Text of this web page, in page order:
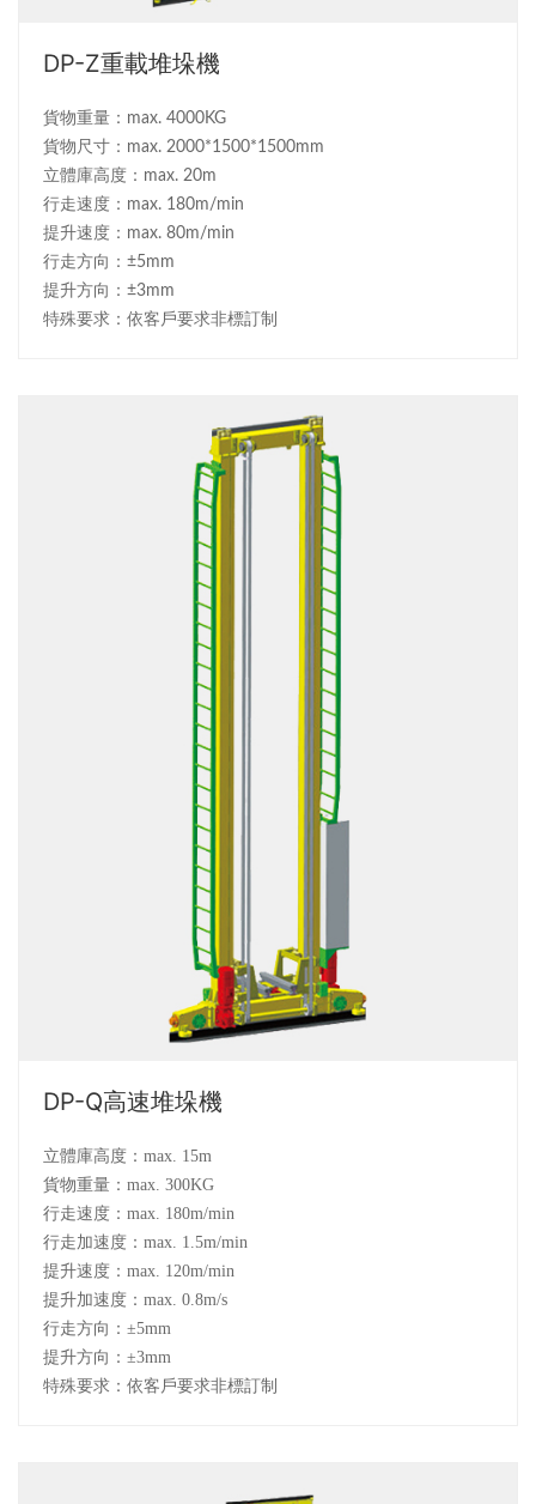
DP-Z重載堆垛機
貨物重量：max. 4000KG
貨物尺寸：max. 2000*1500*1500mm
立體庫高度：max. 20m
行走速度：max. 180m/min
提升速度：max. 80m/min
行走方向：±5mm
提升方向：±3mm
特殊要求：依客戶要求非標訂制
DP-Q高速堆垛機
立體庫高度：max. 15m
貨物重量：max. 300KG
行走速度：max. 180m/min
行走加速度：max. 1.5m/min
提升速度：max. 120m/min
提升加速度：max. 0.8m/s
行走方向：±5mm
提升方向：±3mm
特殊要求：依客戶要求非標訂制